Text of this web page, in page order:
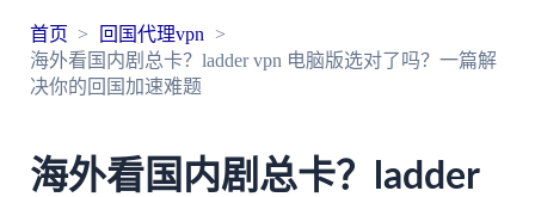
首页
回国代理vpn
海外看国内剧总卡？ladder vpn 电脑版选对了吗？一篇解
决你的回国加速难题
海外看国内剧总卡？ladder